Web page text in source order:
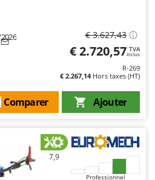
€ 3.627,43
€ 2.720,57 TVA
Inclus
R-269
€ 2.267,14Hors taxes (HT)
Ajouter
Comparer
7,9
Professionnel